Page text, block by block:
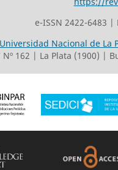
e-ISSN 2422-6483
Universidad Nacional de La
Nº 162 | La Plata (1900) |